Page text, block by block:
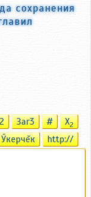
сохранения
Заг3 # X2
Ӳкерчĕк http://